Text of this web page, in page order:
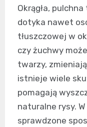
Okrągła,
dotyka nawet
tłuszczowej w
czy żuchwy
twarzy,
istnieje wiele
pomagają
naturalne rysy.
sprawdzone